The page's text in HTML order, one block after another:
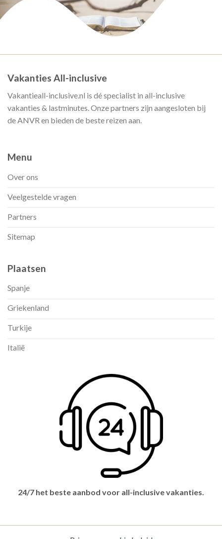
Vakanties All-inclusive
Vakantieall-inclusive.nl is dé specialist in all-inclusive
vakanties & lastminutes. Onze partners zijn aangesloten bij
de ANVR en bieden de beste reizen aan.
Menu
Over ons
Veelgestelde vragen
Partners
Sitemap
Plaatsen
Spanje
Griekenland
Turkije
Italië
24/7 het beste aanbod voor all-inclusive vakanties.